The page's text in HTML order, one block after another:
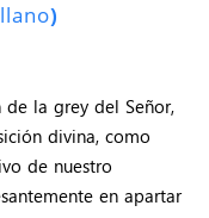
)
de la grey del Señor,
divina, como
de nuestro
en apartar